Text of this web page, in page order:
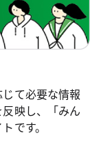
て必要な情報
映し、「みん
です。